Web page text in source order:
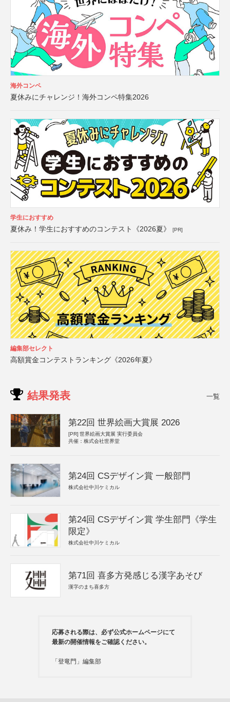
海外コンペ
夏休みにチャレンジ！海外コンペ特集2026
学生におすすめ
夏休み！学生におすすめのコンテスト《2026夏》 [PR]
編集部セレクト
高額賞金コンテストランキング《2026年夏》
結果発表 一覧
第22回 世界絵画大賞展 2026
[PR] 世界絵画大賞展 実行委員会
共催：株式会社世界堂
第24回 CSデザイン賞 一般部門
株式会社中川ケミカル
第24回 CSデザイン賞 学生部門《学生
限定》
株式会社中川ケミカル
第71回 喜多方発感じる漢字あそび
漢字のまち喜多方
応募される際は、必ず公式ホームページにて
最新の開催情報をご確認ください。
「登竜門」編集部